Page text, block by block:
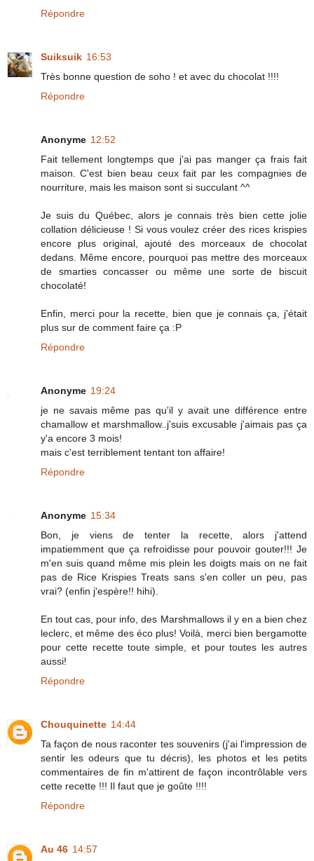
Répondre
Suiksuik 16:53
Très bonne question de soho ! et avec du chocolat !!!!
Répondre
Anonyme 12:52
Fait tellement longtemps que j'ai pas manger ça frais fait
maison. C'est bien beau ceux fait par les compagnies de
nourriture, mais les maison sont si succulant ^^
Je suis du Québec, alors je connais très bien cette jolie
collation délicieuse ! Si vous voulez créer des rices krispies
encore plus original, ajouté des morceaux de chocolat
dedans. Même encore, pourquoi pas mettre des morceaux
de smarties concasser ou même une sorte de biscuit
chocolaté!
Enfin, merci pour la recette, bien que je connais ça, j'était
plus sur de comment faire ça :P
Répondre
Anonyme 19:24
je ne savais même pas qu'il y avait une différence entre
chamallow et marshmallow..j'suis excusable j'aimais pas ça
y'a encore 3 mois!
mais c'est terriblement tentant ton affaire!
Répondre
Anonyme 15:34
Bon, je viens de tenter la recette, alors j'attend
impatiemment que ça refroidisse pour pouvoir gouter!!! Je
m'en suis quand même mis plein les doigts mais on ne fait
pas de Rice Krispies Treats sans s'en coller un peu, pas
vrai? (enfin j'espère!! hihi).
En tout cas, pour info, des Marshmallows il y en a bien chez
leclerc, et même des éco plus! Voilà, merci bien bergamotte
pour cette recette toute simple, et pour toutes les autres
aussi!
Répondre
Chouquinette 14:44
Ta façon de nous raconter tes souvenirs (j'ai l'impression de
sentir les odeurs que tu décris), les photos et les petits
commentaires de fin m'attirent de façon incontrôlable vers
cette recette !!! Il faut que je goûte !!!!
Répondre
Au 46 14:57